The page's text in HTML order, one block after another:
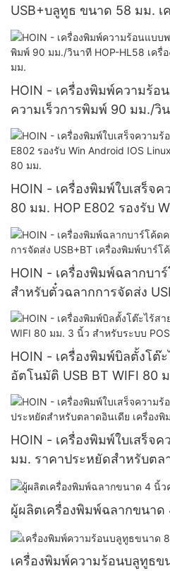
USB+บลูทูธ ขนาด 58 มม. เ
ความร้อนแบบ Express
HOIN - เครื่องพิมพ์ความร้อ
ความเร็วการพิมพ์ 90 มม./วิ
เครื่องพิมพ์ความร้อนแบบพก
HOIN - เครื่องพิมพ์ใบเสร็จ
80 มม. HOP E802 รองรับ
เครื่องพิมพ์ความร้อนตั้งโต๊ะ
HOIN - เครื่องพิมพ์ฉลากบา
สำหรับตั๋วฉลากการจัดส่ง
โค้ดความร้อน 58 มม.
HOIN - เครื่องพิมพ์บิลตั้งโต๊
อัตโนมัติ USB BT WIFI 80
POS ขนาด 80 มม.
HOIN - เครื่องพิมพ์ใบเสร็จ
มม. ราคาประหยัดสำหรับตล
ความร้อนตั้งโต๊ะ 80 มม.
ผู้ผลิตเครื่องพิมพ์ฉลากขนา
เครื่องพิมพ์ความร้อนบลูทูธข